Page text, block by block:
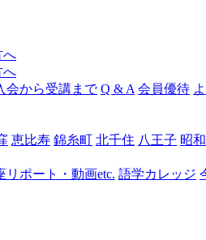
チ
ー
へ
へ
会から受講まで Q & A 会員優待
恵比寿 錦糸町 北千住 八王子 昭
リポート・動画etc. 語学カレッジ